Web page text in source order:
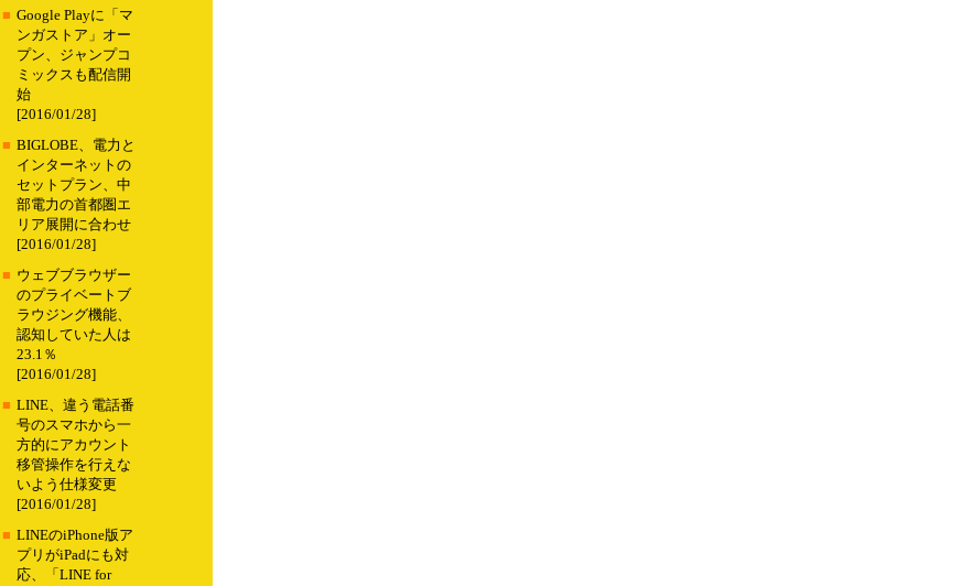
■ Google Playに「マ
ンガストア」オー
プン、ジャンプコ
ミックスも配信開
始
[2016/01/28]
■ BIGLOBE、電力と
インターネットの
セットプラン、中
部電力の首都圏エ
リア展開に合わせ
[2016/01/28]
■ ウェブブラウザー
のプライベートブ
ラウジング機能、
認知していた人は
23.1％
[2016/01/28]
■ LINE、違う電話番
号のスマホから一
方的にアカウント
移管操作を行えな
いよう仕様変更
[2016/01/28]
■ LINEのiPhone版ア
プリがiPadにも対
応、「LINE for